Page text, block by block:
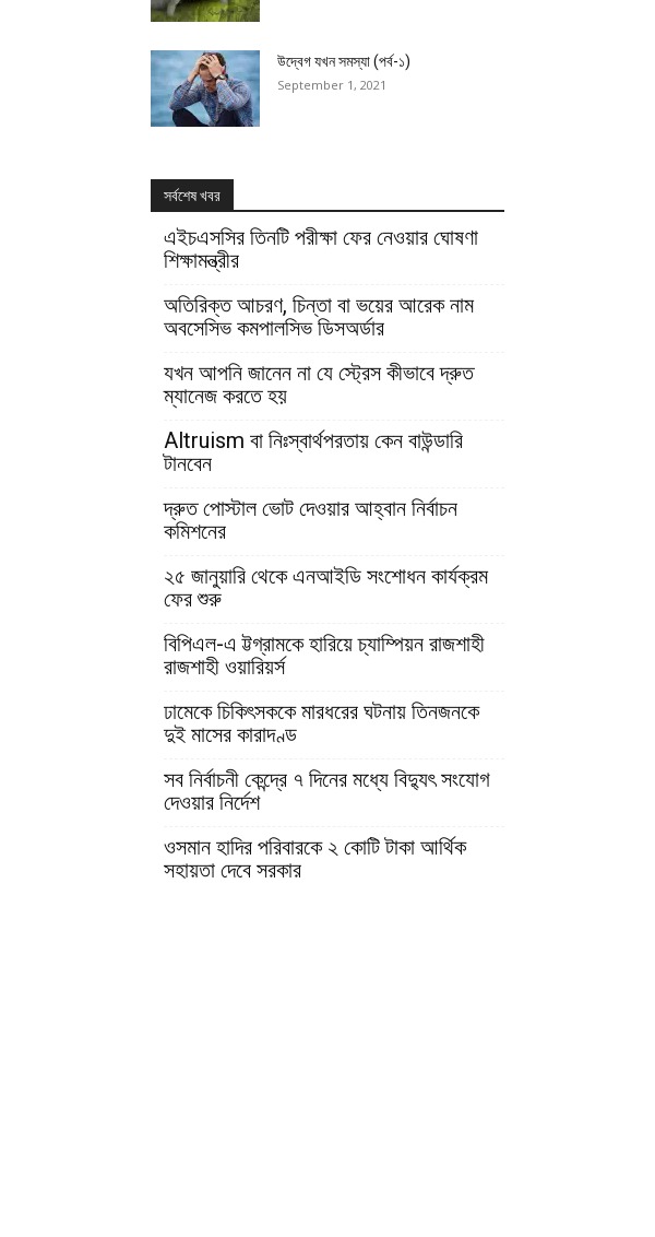
উদ্বেগ যখন সমস্যা (পর্ব-১)
September 1, 2021
সর্বশেষ খবর
এইচএসসির তিনটি পরীক্ষা ফের নেওয়ার ঘোষণা
শিক্ষামন্ত্রীর
অতিরিক্ত আচরণ, চিন্তা বা ভয়ের আরেক নাম
অবসেসিভ কমপালসিভ ডিসঅর্ডার
যখন আপনি জানেন না যে স্ট্রেস কীভাবে দ্রুত
ম্যানেজ করতে হয়
Altruism বা নিঃস্বার্থপরতায় কেন বাউন্ডারি
টানবেন
দ্রুত পোস্টাল ভোট দেওয়ার আহ্বান নির্বাচন
কমিশনের
২৫ জানুয়ারি থেকে এনআইডি সংশোধন কার্যক্রম
ফের শুরু
বিপিএল-এ ট্টগ্রামকে হারিয়ে চ্যাম্পিয়ন রাজশাহী
রাজশাহী ওয়ারিয়র্স
ঢামেকে চিকিৎসককে মারধরের ঘটনায় তিনজনকে
দুই মাসের কারাদণ্ড
সব নির্বাচনী কেন্দ্রে ৭ দিনের মধ্যে বিদ্যুৎ সংযোগ
দেওয়ার নির্দেশ
ওসমান হাদির পরিবারকে ২ কোটি টাকা আর্থিক
সহায়তা দেবে সরকার